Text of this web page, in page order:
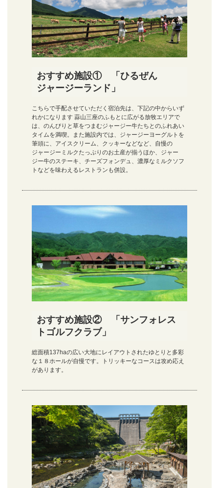
おすすめ施設① 「ひるぜん
ジャージーランド」
こちらで手配させていただく宿泊先は、下記の中からいず
れかになります 蒜山三座のふもとに広がる放牧エリアで
は、のんびりと草をつまむジャージー牛たちとのふれあい
タイムを満喫。また施設内では、ジャージーヨーグルトを
筆頭に、アイスクリーム、クッキーなどなど、自慢の
ジャージーミルクたっぷりのお土産が揃うほか、ジャー
ジー牛のステーキ、チーズフォンデュ、濃厚なミルクソフ
トなどを味わえるレストランも併設。
おすすめ施設② 「サンフォレス
トゴルフクラブ」
総面積137haの広い大地にレイアウトされたゆとりと多彩
な１８ホールが自慢です。トリッキーなコースは攻め応え
があります。